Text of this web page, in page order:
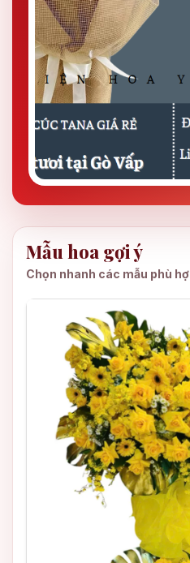
Mẫu hoa gợi ý
Chọn nhanh các mẫu phù